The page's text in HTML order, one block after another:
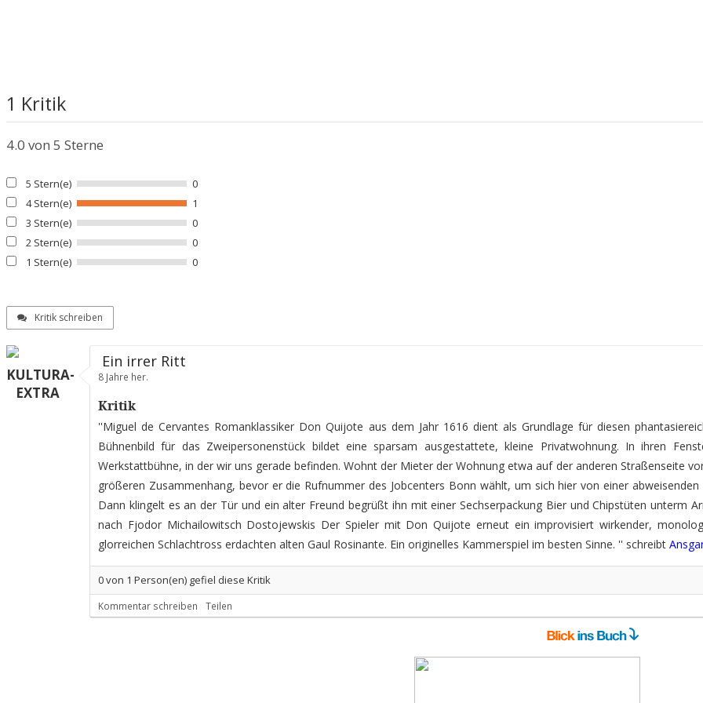
1 Kritik
4.0 von 5 Sterne
5 Stern(e)
0
4 Stern(e)
1
3 Stern(e)
0
2 Stern(e)
0
1 Stern(e)
0
Kritik schreiben
KULTURA-
EXTRA
Ein irrer Ritt
8 Jahre her.
Kritik
''Miguel de Cervantes Romanklassiker Don Quijote aus dem Jahr 1616 dient als Grundlage für diesen
Bühnenbild für das Zweipersonenstück bildet eine sparsam ausgestattete, kleine Privatwohnung. In ihren
Werkstattbühne, in der wir uns gerade befinden. Wohnt der Mieter der Wohnung etwa auf der anderen Straßenseite
größeren Zusammenhang, bevor er die Rufnummer des Jobcenters Bonn wählt, um sich hier von einer
Dann klingelt es an der Tür und ein alter Freund begrüßt ihn mit einer Sechserpackung Bier und Chipstüten unterm
nach Fjodor Michailowitsch Dostojewskis Der Spieler mit Don Quijote erneut ein improvisiert wirkender,
glorreichen Schlachtross erdachten alten Gaul Rosinante. Ein originelles Kammerspiel im besten Sinne. '' schreibt
0von 1 Person(en) gefiel diese Kritik
Kommentar schreiben Teilen